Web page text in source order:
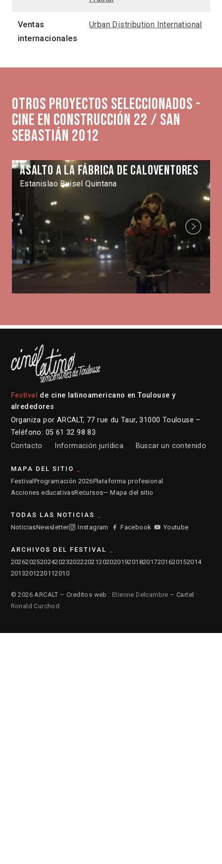
Ventas
internacionales
Urban Distribution International
Otros proyectos seleccionados -
Cine en Construcción 22 / San
Sebastián 2012
Asalto a la fábrica de caloventores
Estanislao Buisel Quintana
Next
Festival de cine latinoamericano en Toulouse y
alrededores
Organiza por ARCALT, 77 rue du Taur, 31000 Toulouse –
Teléfono: 05 61 32 98 83
Contacto
Información jurídica Buscar un contenido
MAPA DEL SITIO
Festival Programación 2026Plataforma profesional
Acciones educativasRecursos— Mapa del sitio
TODAS LAS NOTICIAS
NoticiasNewsletter Instagram Facebook Youtube
ARCHIVOS DEL FESTIVAL
2026202520242023202220212020201920182017201620152014
2013201220112010
© 2026 ARCALT – Creditos web : Etienne Delcambre – Cartel :
Ronald Curchod